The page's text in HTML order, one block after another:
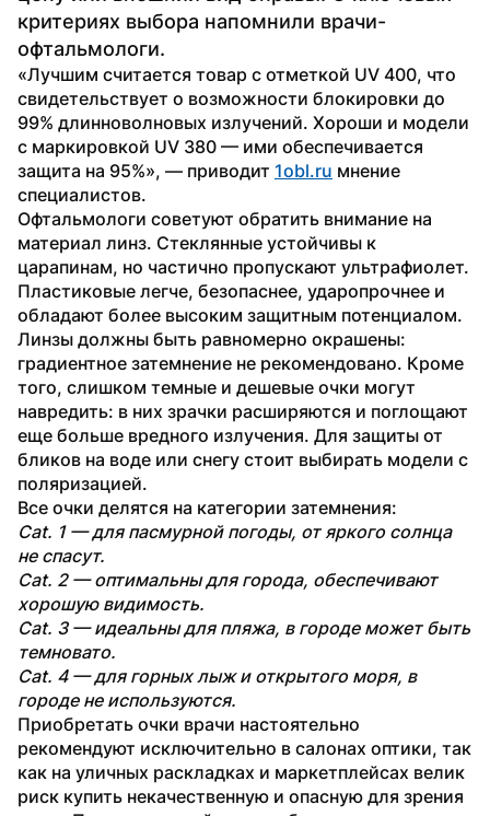
критериях выбора напомнили врачи-
офтальмологи.
«Лучшим считается товар с отметкой UV 400, что
свидетельствует о возможности блокировки до
99% длинноволновых излучений. Хороши и модели
с маркировкой UV 380 — ими обеспечивается
защита на 95%», — приводит 1obl.ru мнение
специалистов.
Офтальмологи советуют обратить внимание на
материал линз. Стеклянные устойчивы к
царапинам, но частично пропускают ультрафиолет.
Пластиковые легче, безопаснее, ударопрочнее и
обладают более высоким защитным потенциалом.
Линзы должны быть равномерно окрашены:
градиентное затемнение не рекомендовано. Кроме
того, слишком темные и дешевые очки могут
навредить: в них зрачки расширяются и поглощают
еще больше вредного излучения. Для защиты от
бликов на воде или снегу стоит выбирать модели с
поляризацией.
Все очки делятся на категории затемнения:
Cat. 1 — для пасмурной погоды, от яркого солнца
не спасут.
Cat. 2 — оптимальны для города, обеспечивают
хорошую видимость.
Cat. 3 — идеальны для пляжа, в городе может быть
темновато.
Cat. 4 — для горных лыж и открытого моря, в
городе не используются.
Приобретать очки врачи настоятельно
рекомендуют исключительно в салонах оптики, так
как на уличных раскладках и маркетплейсах велик
риск купить некачественную и опасную для зрения